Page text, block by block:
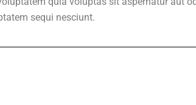
sequi nesciunt.